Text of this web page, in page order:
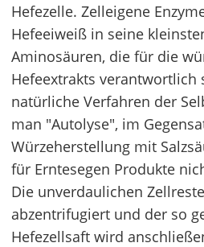
Hefezelle. Zelleigene
Hefeeiweiß in seine
Aminosäuren, die für die
Hefeextrakts verantwortlich
natürliche Verfahren der
man "Autolyse", im
Würzeherstellung mit
für Erntesegen Produkte
Die unverdaulichen
abzentrifugiert und der so
Hefezellsaft wird